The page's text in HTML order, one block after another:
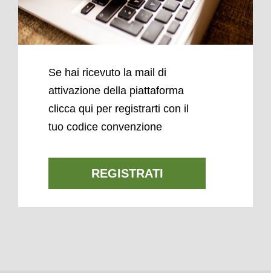
Se hai ricevuto la mail di
attivazione della piattaforma
clicca qui per registrarti con il
tuo codice convenzione
REGISTRATI